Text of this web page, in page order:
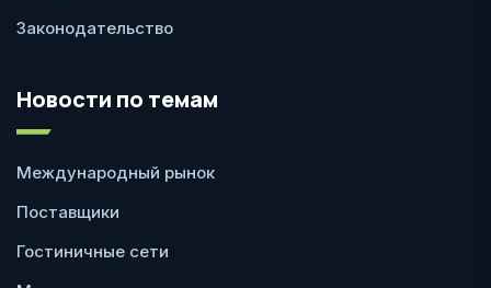
Законодательство
Новости по темам
Международный рынок
Поставщики
Гостиничные сети